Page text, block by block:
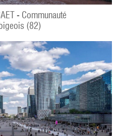
- Communauté
(82)